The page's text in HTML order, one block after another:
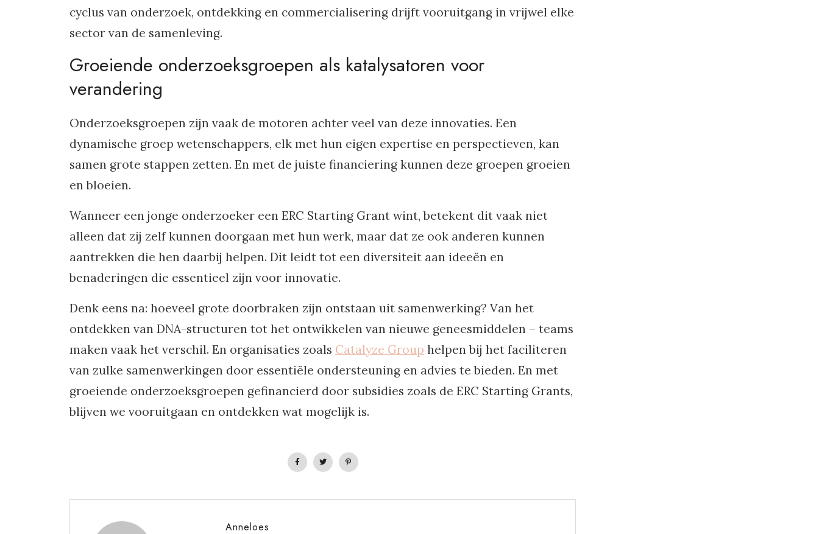
cyclus van onderzoek, ontdekking en commercialisering drijft vooruitgang in vrijwel elke
sector van de samenleving.
Groeiende onderzoeksgroepen als katalysatoren voor
verandering
Onderzoeksgroepen zijn vaak de motoren achter veel van deze innovaties. Een
dynamische groep wetenschappers, elk met hun eigen expertise en perspectieven, kan
samen grote stappen zetten. En met de juiste financiering kunnen deze groepen groeien
en bloeien.
Wanneer een jonge onderzoeker een ERC Starting Grant wint, betekent dit vaak niet
alleen dat zij zelf kunnen doorgaan met hun werk, maar dat ze ook anderen kunnen
aantrekken die hen daarbij helpen. Dit leidt tot een diversiteit aan ideeën en
benaderingen die essentieel zijn voor innovatie.
Denk eens na: hoeveel grote doorbraken zijn ontstaan uit samenwerking? Van het
ontdekken van DNA-structuren tot het ontwikkelen van nieuwe geneesmiddelen – teams
maken vaak het verschil. En organisaties zoals Catalyze Group helpen bij het faciliteren
van zulke samenwerkingen door essentiële ondersteuning en advies te bieden. En met
groeiende onderzoeksgroepen gefinancierd door subsidies zoals de ERC Starting Grants,
blijven we vooruitgaan en ontdekken wat mogelijk is.
Anneloes